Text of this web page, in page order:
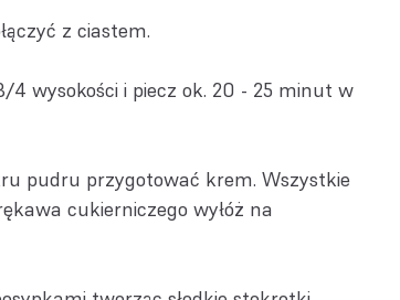
z ciastem.
4 wysokości i piecz ok. 20 - 25 minut w
pudru przygotować krem. Wszystkie
cukierniczego wyłóż na